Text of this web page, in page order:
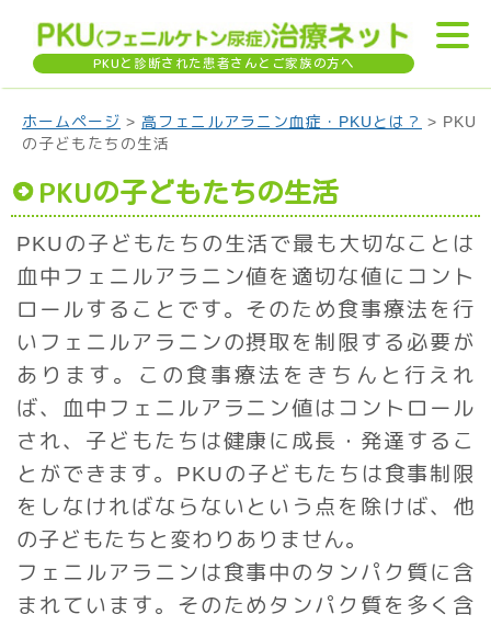
PKU と診断された患者さんとご家族の方へ
ホームページ > 高フェニルアラニン血症・PKUとは？ > PKU
の子どもたちの生活
PKUの子どもたちの生活
PKUの子どもたちの生活で最も大切なことは
血中フェニルアラニン値を適切な値にコント
ロールすることです。そのため食事療法を行
いフェニルアラニンの摂取を制限する必要が
あります。この食事療法をきちんと行えれ
ば、血中フェニルアラニン値はコントロール
され、子どもたちは健康に成長・発達するこ
とができます。PKUの子どもたちは食事制限
をしなければならないという点を除けば、他
の子どもたちと変わりありません。
フェニルアラニンは食事中のタンパク質に含
まれています。そのためタンパク質を多く含